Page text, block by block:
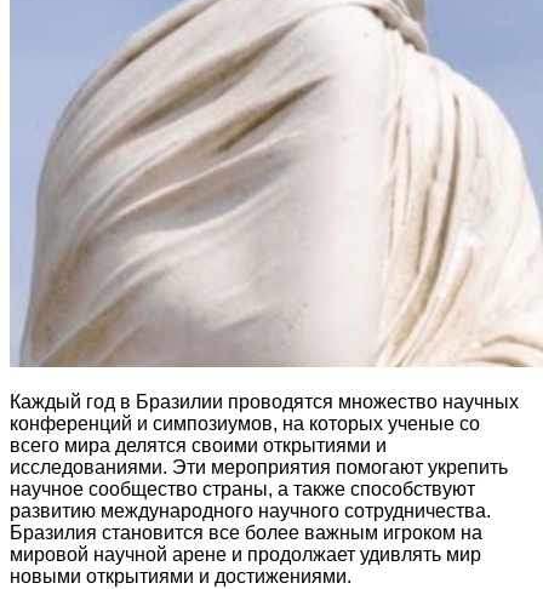
Каждый год в Бразилии проводятся множество научных
конференций и симпозиумов, на которых ученые со
всего мира делятся своими открытиями и
исследованиями. Эти мероприятия помогают укрепить
научное сообщество страны, а также способствуют
развитию международного научного сотрудничества.
Бразилия становится все более важным игроком на
мировой научной арене и продолжает удивлять мир
новыми открытиями и достижениями.